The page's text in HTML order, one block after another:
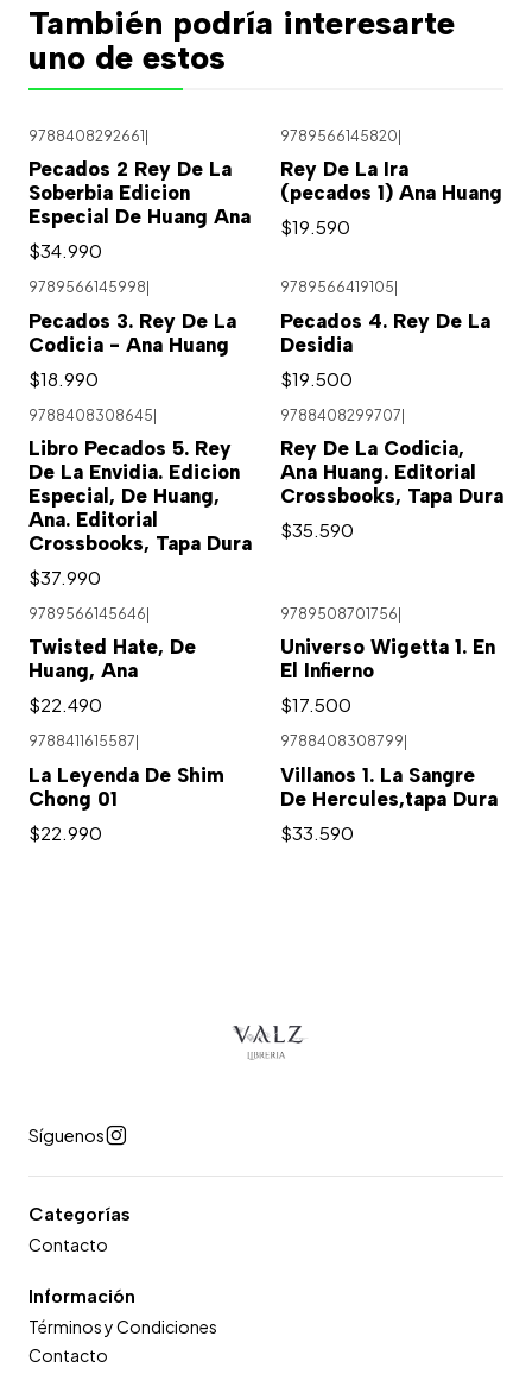
También podría interesarte
uno de estos
9788408292661
Pecados 2 Rey De La
Soberbia Edicion
Especial De Huang Ana
$34.990
9789566145820
Rey De La Ira
(pecados 1) Ana Huang
$19.590
9789566145998
Pecados 3. Rey De La
Codicia - Ana Huang
$18.990
9789566419105
Pecados 4. Rey De La
Desidia
$19.500
9788408308645|
Libro Pecados 5. Rey
De La Envidia. Edicion
Especial, De Huang,
Ana. Editorial
Crossbooks, Tapa Dura
$37.990
9788408299707|
Rey De La Codicia,
Ana Huang. Editorial
Crossbooks, Tapa Dura
$35.590
9789566145646
Twisted Hate, De
Huang, Ana
$22.490
9789508701756
Universo Wigetta 1. En
El Infierno
$17.500
9788411615587
La Leyenda De Shim
Chong 01
$22.990
9788408308799
Villanos 1. La Sangre
De Hercules,tapa Dura
$33.590
Síguenos
Categorías
Contacto
Información
Términos y Condiciones
Contacto